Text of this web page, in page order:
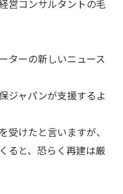
営コンサルタントの毛
ターの新しいニュース
ジャパンが支援するよ
受けたと言いますが、
ると、恐らく再建は厳